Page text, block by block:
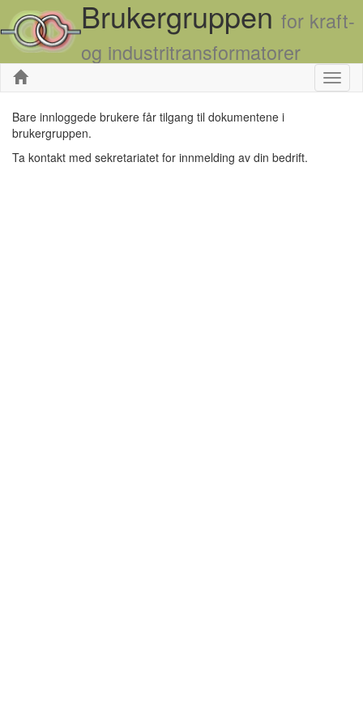
Brukergruppen for kraft-
og industritransformatorer
Skjul
Bare innloggede brukere får tilgang til dokumentene i
brukergruppen.
Ta kontakt med sekretariatet for innmelding av din bedrift.